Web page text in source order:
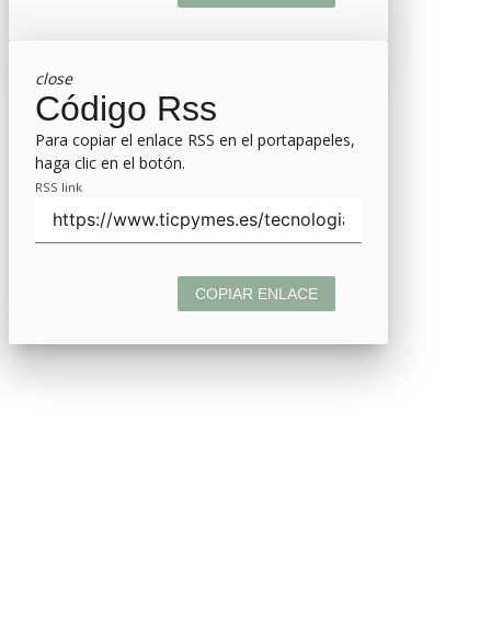
close
Código Rss
Para copiar el enlace RSS en el portapapeles,
haga clic en el botón.
RSS link
COPIAR ENLACE